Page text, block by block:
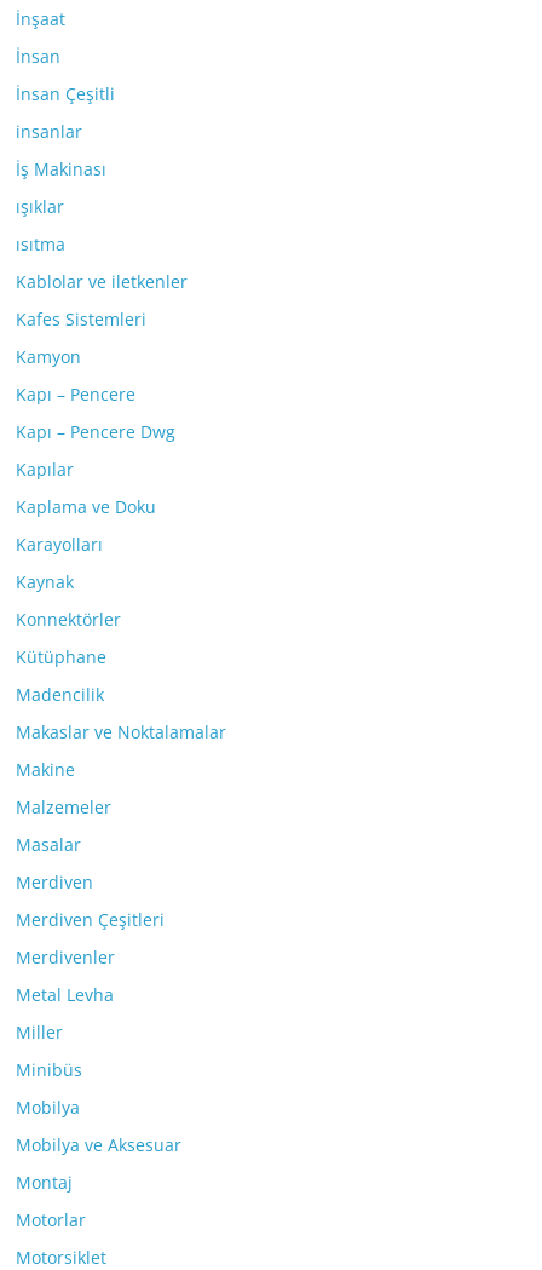
İnşaat
İnsan
İnsan Çeşitli
insanlar
İş Makinası
ışıklar
ısıtma
Kablolar ve iletkenler
Kafes Sistemleri
Kamyon
Kapı – Pencere
Kapı – Pencere Dwg
Kapılar
Kaplama ve Doku
Karayolları
Kaynak
Konnektörler
Kütüphane
Madencilik
Makaslar ve Noktalamalar
Makine
Malzemeler
Masalar
Merdiven
Merdiven Çeşitleri
Merdivenler
Metal Levha
Miller
Minibüs
Mobilya
Mobilya ve Aksesuar
Montaj
Motorlar
Motorsiklet